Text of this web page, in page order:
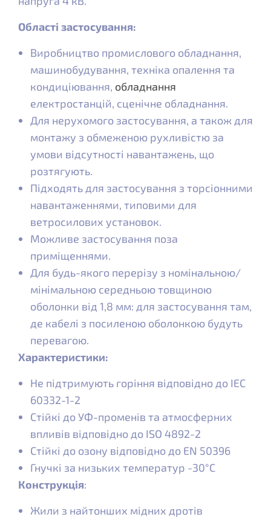
Області застосування:
Виробництво промислового обладнання,
машинобудування, техніка опалення та
кондиціювання, обладнання
електростанцій, сценічне обладнання.
Для нерухомого застосування, а також для
монтажу з обмеженою рухливістю за
умови відсутності навантажень, що
розтягують.
Підходять для застосування з торсіонними
навантаженнями, типовими для
ветросилових установок.
Можливе застосування поза
приміщеннями.
Для будь-якого перерізу з номінальною/
мінімальною середньою товщиною
оболонки від 1,8 мм: для застосування там,
де кабелі з посиленою оболонкою будуть
перевагою.
Характеристики:
Не підтримують горіння відповідно до IEC
60332-1-2
Стійкі до УФ-променів та атмосферних
впливів відповідно до ISO 4892-2
Стійкі до озону відповідно до EN 50396
Гнучкі за низьких температур -30°C
Конструкція:
Жили з найтонших мідних дротів